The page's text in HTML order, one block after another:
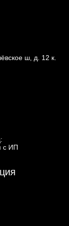
ш, д. 12 к.
с ИП